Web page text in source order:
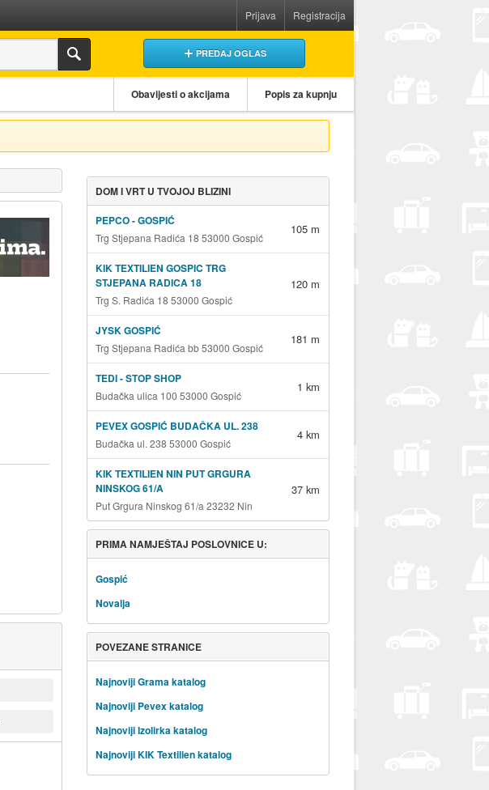
Prijava Registracija
PREDAJ OGLAS
Obavijesti o akcijama Popis za kupnju
DOM I VRT U TVOJOJ BLIZINI
PEPCO - GOSPIĆ
Trg Stjepana Radića 18 53000 Gospić
105 m
KIK TEXTILIEN GOSPIC TRG
STJEPANA RADICA 18
Trg S. Radića 18 53000 Gospić
120 m
JYSK GOSPIĆ
Trg Stjepana Radića bb 53000 Gospić
181 m
TEDI - STOP SHOP
Budačka ulica 100 53000 Gospić
1 km
PEVEX GOSPIĆ BUDAČKA UL. 238
Budačka ul. 238 53000 Gospić
4 km
KIK TEXTILIEN NIN PUT GRGURA
NINSKOG 61/A
Put Grgura Ninskog 61/a 23232 Nin
37 km
PRIMA NAMJEŠTAJ POSLOVNICE U:
Gospić
Novalja
POVEZANE STRANICE
Najnoviji Grama katalog
Najnoviji Pevex katalog
Najnoviji Izolirka katalog
Najnoviji KIK Textilien katalog